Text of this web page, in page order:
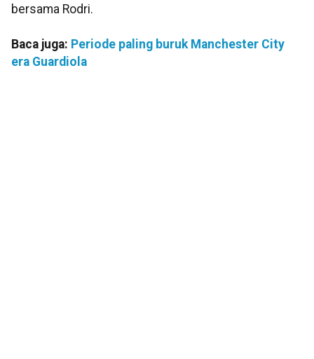
bersama Rodri.
Baca juga: Periode paling buruk Manchester City
era Guardiola